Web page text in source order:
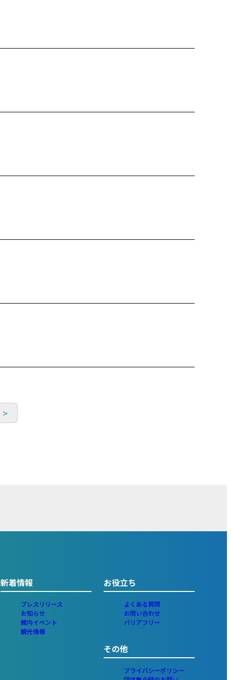
新着情報
プレスリリース
お知らせ
館内イベント
観光情報
お役立ち
よくある質問
お問い合わせ
バリアフリー
その他
プライバシーポリシー